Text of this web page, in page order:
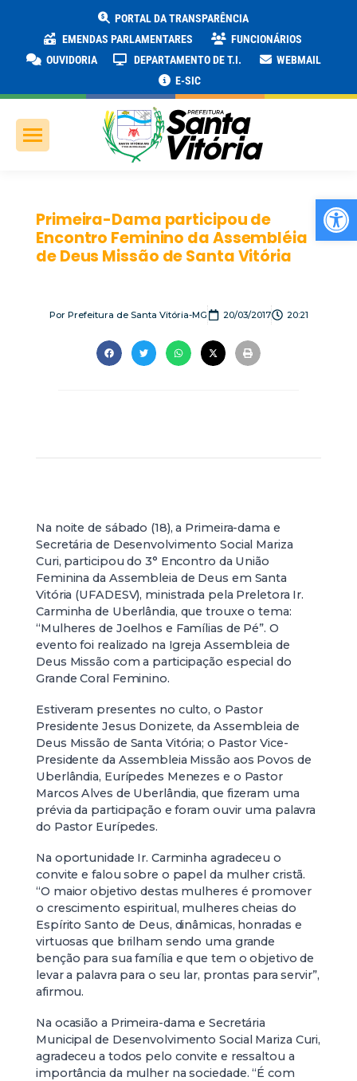
PORTAL DA TRANSPARÊNCIA
EMENDAS PARLAMENTARES
FUNCIONÁRIOS
OUVIDORIA
DEPARTAMENTO DE T.I.
WEBMAIL
E-SIC
Primeira-Dama participou de
Encontro Feminino da Assembléia
de Deus Missão de Santa Vitória
PorPrefeitura de Santa Vitória-MG 20/03/2017 20:21
Na noite de sábado (18), a Primeira-dama e
Secretária de Desenvolvimento Social Mariza
Curi, participou do 3° Encontro da União
Feminina da Assembleia de Deus em Santa
Vitória (UFADESV), ministrada pela Preletora Ir.
Carminha de Uberlândia, que trouxe o tema:
“Mulheres de Joelhos e Famílias de Pé”. O
evento foi realizado na Igreja Assembleia de
Deus Missão com a participação especial do
Grande Coral Feminino.
Estiveram presentes no culto, o Pastor
Presidente Jesus Donizete, da Assembleia de
Deus Missão de Santa Vitória; o Pastor Vice-
Presidente da Assembleia Missão aos Povos de
Uberlândia, Eurípedes Menezes e o Pastor
Marcos Alves de Uberlândia, que fizeram uma
prévia da participação e foram ouvir uma palavra
do Pastor Eurípedes.
Na oportunidade Ir. Carminha agradeceu o
convite e falou sobre o papel da mulher cristã.
“O maior objetivo destas mulheres é promover
o crescimento espiritual, mulheres cheias do
Espírito Santo de Deus, dinâmicas, honradas e
virtuosas que brilham sendo uma grande
benção para sua família e que tem o objetivo de
levar a palavra para o seu lar, prontas para servir”,
afirmou.
Na ocasião a Primeira-dama e Secretária
Municipal de Desenvolvimento Social Mariza Curi,
agradeceu a todos pelo convite e ressaltou a
importância da mulher na sociedade. “É com